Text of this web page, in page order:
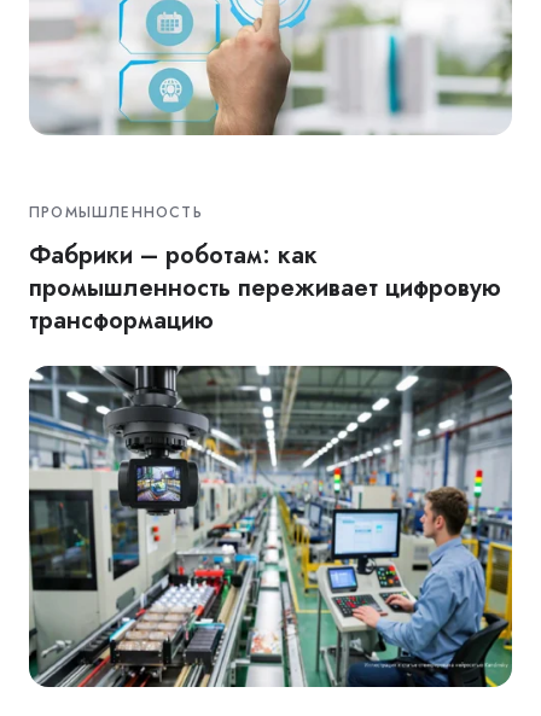
ПРОМЫШЛЕННОСТЬ
Фабрики – роботам: как
промышленность переживает цифровую
трансформацию